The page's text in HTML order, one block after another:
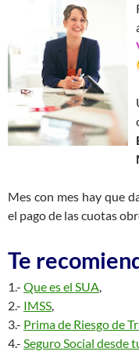
Mes con mes hay que
el pago de las cuotas
Te
1.- Que es el SUA,
2.- IMSS,
3.- Prima de Riesgo de
4.- Seguro Social desde